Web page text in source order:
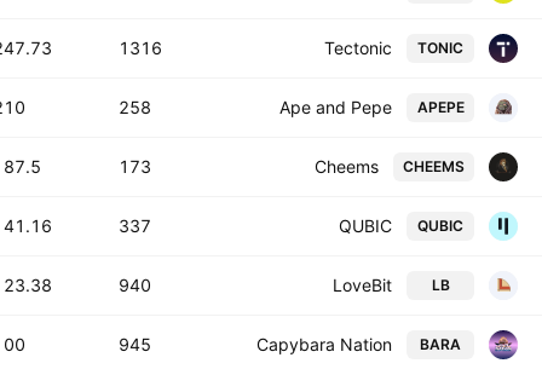
TONIC
Tectonic
1316
T
APEPE
Ape and Pepe
258
T
CHEEMS
Cheems
173
T
QUBIC
QUBIC
337
T
LB
LoveBit
940
T
BARA
Capybara Nation
945
T